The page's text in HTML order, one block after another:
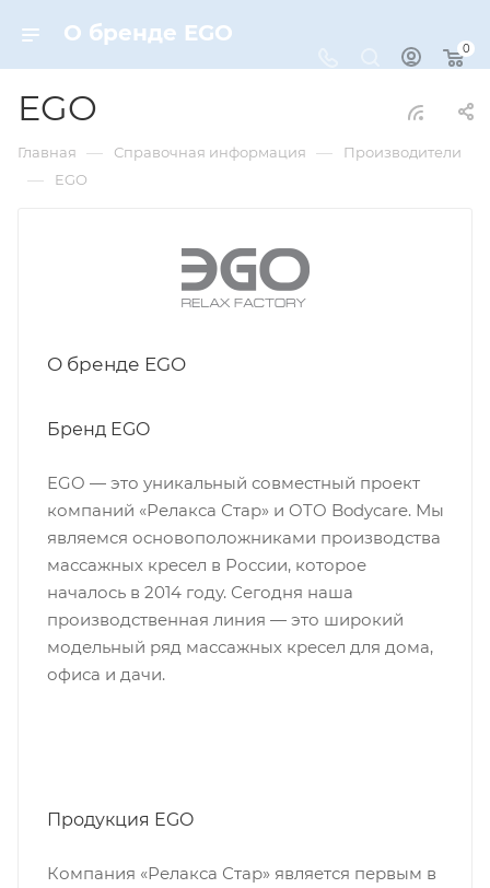
О бренде EGO
0
EGO
Главная — Справочная информация — Производители
— EGO
О бренде EGO
Бренд EGO
EGO — это уникальный совместный проект
компаний «Релакса Стар» и OTO Bodycare. Мы
являемся основоположниками производства
массажных кресел в России, которое
началось в 2014 году. Сегодня наша
производственная линия — это широкий
модельный ряд массажных кресел для дома,
офиса и дачи.
Продукция EGO
Компания «Релакса Стар» является первым в